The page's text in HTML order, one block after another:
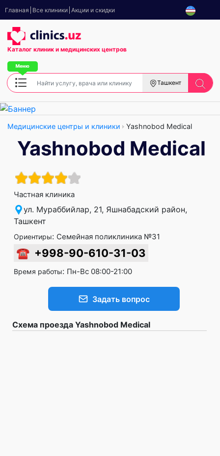
Главная Все клиники Акции и скидки
Каталог клиник и медицинских центров
Ташкент
Медицинские центры и клиники Yashnobod Medical
Yashnobod Medical
Частная клиника
ул. Мураббийлар, 21, Яшнабадский район,
Ташкент
Ориентиры: Семейная поликлиника №31
☎ +998-90-610-31-03
Время работы: Пн-Вс 08:00-21:00
Задать вопрос
Схема проезда Yashnobod Medical